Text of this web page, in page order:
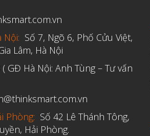
Nội: Số 7, Ngõ 6, Phố Cửu Việt,
Lâm, Hà Nội
GĐ Hà Nội: Anh Tùng – Tư vấn
Phòng: Số 42 Lê Thánh Tông,
Hải Phòng.